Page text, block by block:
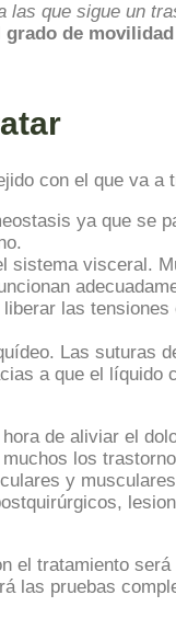
las que sigue un
grado de
con el que va a
ya que se
sistema visceral.
las
Las suturas
a que el líquido
de aliviar el
los
y
el tratamiento
las pruebas